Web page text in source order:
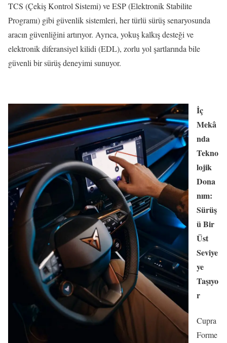
TCS (Çekiş Kontrol Sistemi) ve ESP (Elektronik Stabilite
Programı) gibi güvenlik sistemleri, her türlü sürüş senaryosunda
aracın güvenliğini artırıyor. Ayrıca, yokuş kalkış desteği ve
elektronik diferansiyel kilidi (EDL), zorlu yol şartlarında bile
güvenli bir sürüş deneyimi sunuyor.
İç
Mekâ
nda
Tekno
lojik
Dona
nım:
Sürüş
ü Bir
Üst
Seviye
ye
Taşıyo
r
Cupra
Forme